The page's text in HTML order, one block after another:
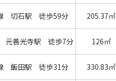
切石駅 徒歩59分 205.37㎡
元善光寺駅 徒歩7分 126㎡
飯田駅 徒歩31分 330.83㎡